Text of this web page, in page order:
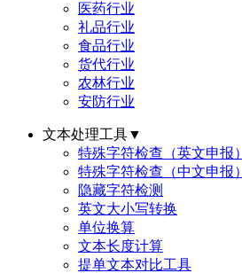
医药行业
礼品行业
食品行业
货代行业
农林行业
安防行业
文本处理工具▼
特殊字符检查（英文申报）
特殊字符检查（中文申报）
隐藏字符检测
英文大小写转换
单位换算
文本长度计算
提单文本对比工具